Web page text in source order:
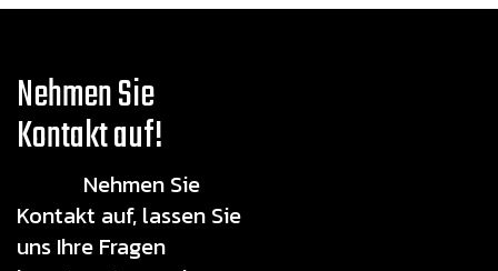
Nehmen Sie
Kontakt auf!
Nehmen Sie
Kontakt auf, lassen Sie
uns Ihre Fragen